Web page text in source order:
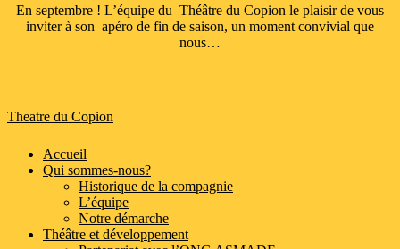
En septembre ! L’équipe du Théâtre du Copion le plaisir de vous
inviter à son apéro de fin de saison, un moment convivial que
nous…
Theatre du Copion
Accueil
Qui sommes-nous?
Historique de la compagnie
L’équipe
Notre démarche
Théâtre et développement